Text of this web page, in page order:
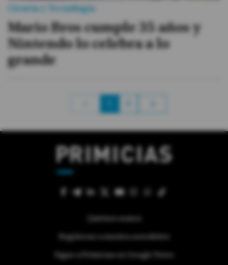
Ciencia y Tecnología
Mario Bros cumple 35 años y
Nintendo lo celebra a lo
grande